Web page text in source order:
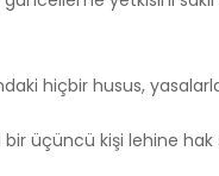
hiçbir husus,
bir üçüncü kişi lehine